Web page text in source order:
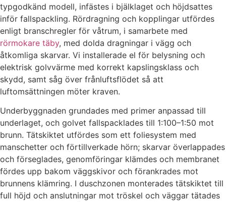
typgodkänd modell, infästes i bjälklaget och höjdsattes
inför fallspackling. Rördragning och kopplingar utfördes
enligt branschregler för våtrum, i samarbete med
rörmokare täby, med dolda dragningar i vägg och
åtkomliga skarvar. Vi installerade el för belysning och
elektrisk golvvärme med korrekt kapslingsklass och
skydd, samt såg över frånluftsflödet så att
luftomsättningen möter kraven.
Underbyggnaden grundades med primer anpassad till
underlaget, och golvet fallspacklades till 1:100–1:50 mot
brunn. Tätskiktet utfördes som ett foliesystem med
manschetter och förtillverkade hörn; skarvar överlappades
och förseglades, genomföringar klämdes och membranet
fördes upp bakom väggskivor och förankrades mot
brunnens klämring. I duschzonen monterades tätskiktet till
full höjd och anslutningar mot tröskel och väggar tätades